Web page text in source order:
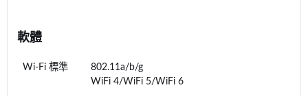
軟體
Wi-Fi 標準
802.11a/b/g
WiFi 4/WiFi 5/WiFi 6